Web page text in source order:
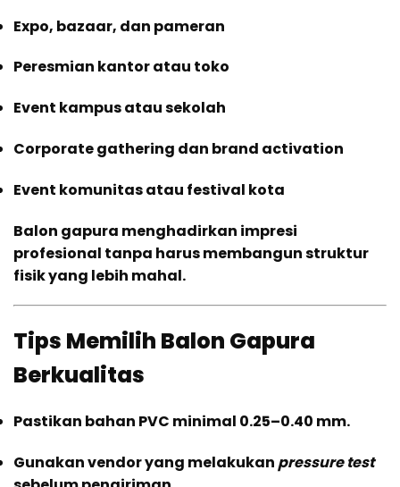
Expo, bazaar, dan pameran
Peresmian kantor atau toko
Event kampus atau sekolah
Corporate gathering dan brand activation
Event komunitas atau festival kota
Balon gapura menghadirkan impresi
profesional tanpa harus membangun struktur
fisik yang lebih mahal.
Tips Memilih Balon Gapura
Berkualitas
Pastikan bahan PVC minimal 0.25–0.40 mm.
Gunakan vendor yang melakukanpressure test